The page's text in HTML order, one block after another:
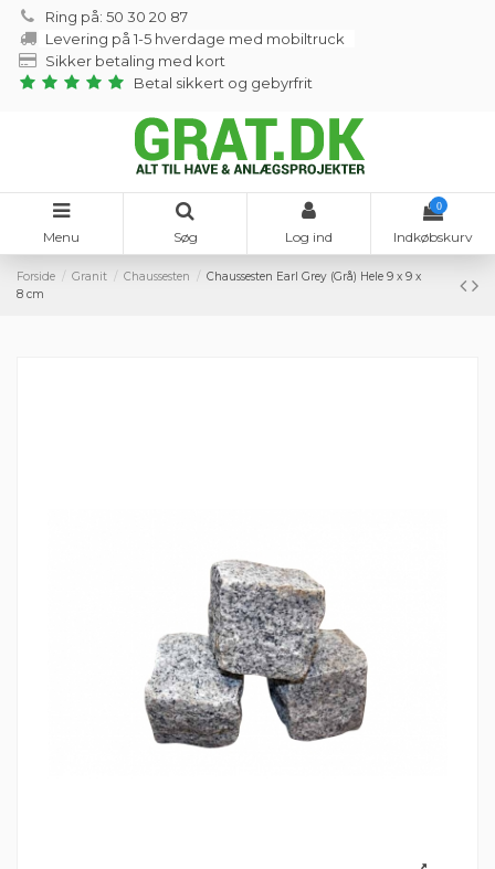
Ring på: 50 30 20 87
Levering på 1-5 hverdage med mobiltruck
Sikker betaling med kort
Betal sikkert og gebyrfrit
Menu Søg Log ind
0
Indkøbskurv
Forside Granit Chaussesten
Chaussesten Earl Grey (Grå) Hele 9 x 9 x
8 cm